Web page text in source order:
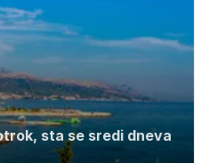
sta se sredi dneva